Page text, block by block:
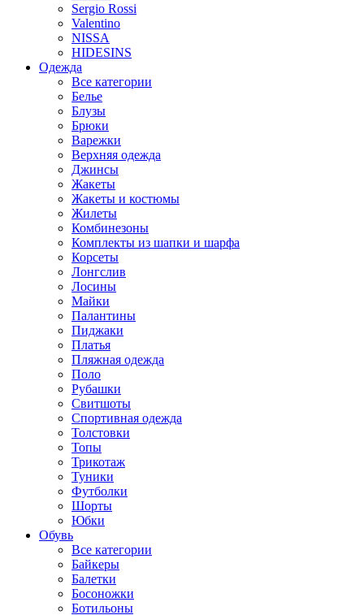
Sergio Rossi
Valentino
NISSA
HIDESINS
Одежда
Все категории
Белье
Блузы
Брюки
Варежки
Верхняя одежда
Джинсы
Жакеты
Жакеты и костюмы
Жилеты
Комбинезоны
Комплекты из шапки и шарфа
Корсеты
Лонгслив
Лосины
Майки
Палантины
Пиджаки
Платья
Пляжная одежда
Поло
Рубашки
Свитшоты
Спортивная одежда
Толстовки
Топы
Трикотаж
Туники
Футболки
Шорты
Юбки
Обувь
Все категории
Байкеры
Балетки
Босоножки
Ботильоны